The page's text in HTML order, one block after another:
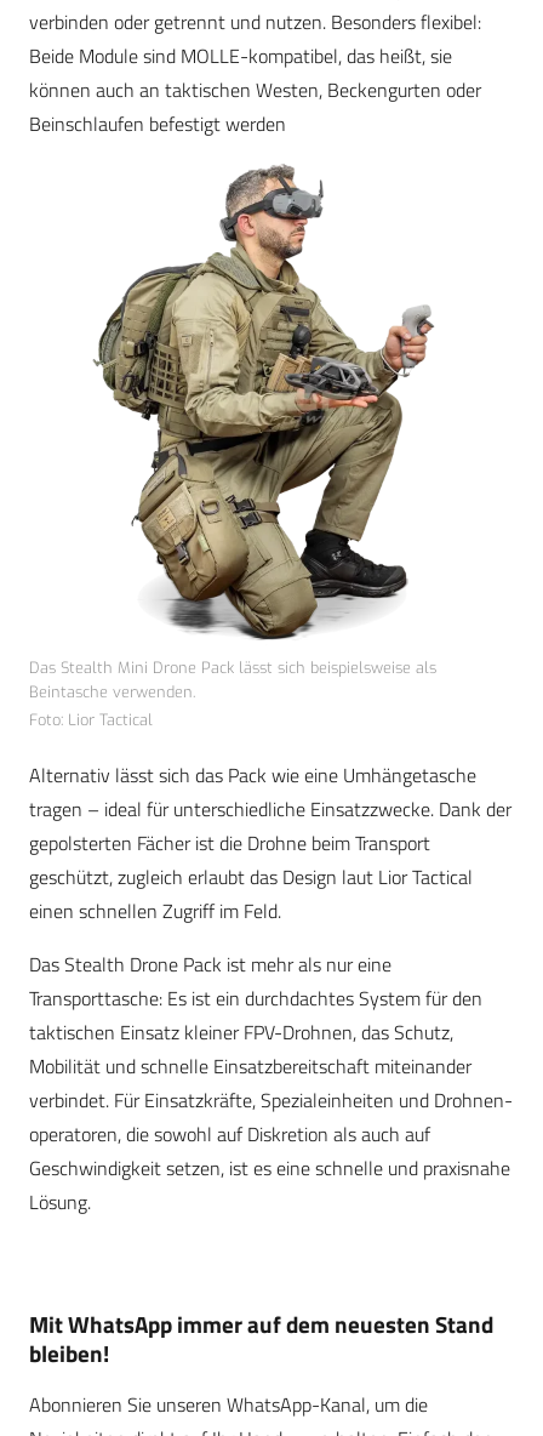
verbinden oder getrennt und nutzen. Besonders flexibel:
Beide Module sind MOLLE-kompatibel, das heißt, sie
können auch an taktischen Westen, Beckengurten oder
Beinschlaufen befestigt werden
Das Stealth Mini Drone Pack lässt sich beispielsweise als
Beintasche verwenden.
Foto: Lior Tactical
Alternativ lässt sich das Pack wie eine Umhängetasche
tragen – ideal für unterschiedliche Einsatzzwecke. Dank der
gepolsterten Fächer ist die Drohne beim Transport
geschützt, zugleich erlaubt das Design laut Lior Tactical
einen schnellen Zugriff im Feld.
Das Stealth Drone Pack ist mehr als nur eine
Transporttasche: Es ist ein durchdachtes System für den
taktischen Einsatz kleiner FPV-Drohnen, das Schutz,
Mobilität und schnelle Einsatzbereitschaft miteinander
verbindet. Für Einsatzkräfte, Spezial­einheiten und Drohnen­
operatoren, die sowohl auf Diskretion als auch auf
Geschwindigkeit setzen, ist es eine schnelle und praxisnahe
Lösung.
Mit WhatsApp immer auf dem neuesten Stand
bleiben!
Abonnieren Sie unseren WhatsApp-Kanal, um die